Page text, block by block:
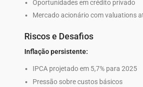
Oportunidades em crédito privado
Mercado acionário com valuations
Riscos e Desafios
Inflação persistente:
IPCA projetado em 5,7% para 2025
Pressão sobre custos básicos